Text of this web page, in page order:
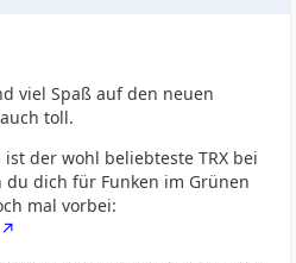
viel Spaß auf den neuen
toll.
ist der wohl beliebteste TRX bei
dich für Funken im Grünen
mal vorbei: